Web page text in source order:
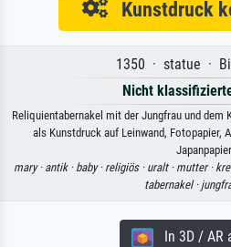
Kunstdruck
1350 · statue ·
Nicht
Reliquientabernakel mit der Jungfrau und dem
als Kunstdruck auf Leinwand, Fotopapier,
mary · antik · baby · religiös · uralt · mutter ·
tabernakel ·
In 3D / AR